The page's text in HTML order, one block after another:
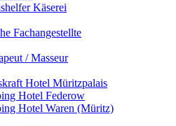
Käserei
Fachangestellte
/ Masseur
Hotel Müritzpalais
Hotel Federow
Hotel Waren (Müritz)